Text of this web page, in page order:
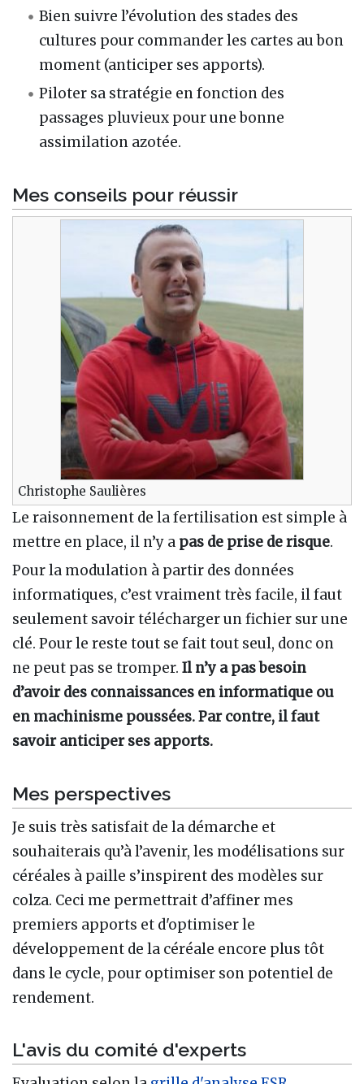
Bien suivre l’évolution des stades des
cultures pour commander les cartes au bon
moment (anticiper ses apports).
Piloter sa stratégie en fonction des
passages pluvieux pour une bonne
assimilation azotée.
Mes conseils pour réussir
Christophe Saulières
Le raisonnement de la fertilisation est simple à
mettre en place, il n’y a pas de prise de risque.
Pour la modulation à partir des données
informatiques, c’est vraiment très facile, il faut
seulement savoir télécharger un fichier sur une
clé. Pour le reste tout se fait tout seul, donc on
ne peut pas se tromper. Il n’y a pas besoin
d’avoir des connaissances en informatique ou
en machinisme poussées. Par contre, il faut
savoir anticiper ses apports.
Mes perspectives
Je suis très satisfait de la démarche et
souhaiterais qu’à l’avenir, les modélisations sur
céréales à paille s’inspirent des modèles sur
colza. Ceci me permettrait d’affiner mes
premiers apports et d'optimiser le
développement de la céréale encore plus tôt
dans le cycle, pour optimiser son potentiel de
rendement.
L'avis du comité d'experts